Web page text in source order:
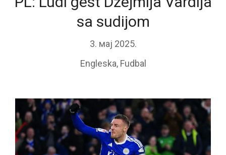
sa sudijom
3. мај 2025.
Engleska, Fudbal